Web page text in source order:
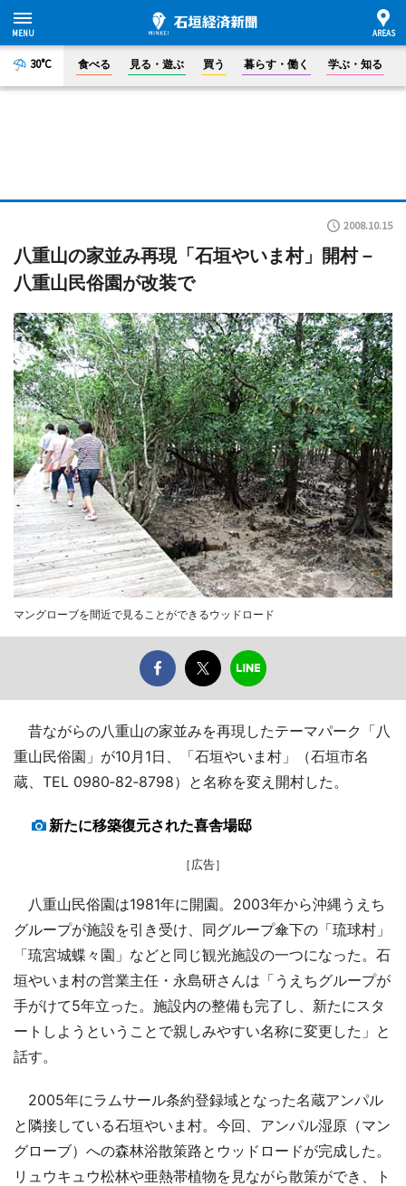
30°C 食べる 見る・遊ぶ 買う 暮らす・働く 学ぶ・知る
2008.10.15
八重山の家並み再現「石垣やいま村」開村－
八重山民俗園が改装で
マングローブを間近で見ることができるウッドロード
昔ながらの八重山の家並みを再現したテーマパーク「八
重山民俗園」が10月1日、「石垣やいま村」（石垣市名
蔵、TEL 0980‐82‐8798）と名称を変え開村した。
新たに移築復元された喜舎場邸
［広告］
八重山民俗園は1981年に開園。2003年から沖縄うえち
グループが施設を引き受け、同グループ傘下の「琉球村」
「琉宮城蝶々園」などと同じ観光施設の一つになった。石
垣やいま村の営業主任・永島研さんは「うえちグループが
手がけて5年立った。施設内の整備も完了し、新たにスタ
ートしようということで親しみやすい名称に変更した」と
話す。
2005年にラムサール条約登録域となった名蔵アンパル
と隣接している石垣やいま村。今回、アンパル湿原（マン
グローブ）への森林浴散策路とウッドロードが完成した。
リュウキュウ松林や亜熱帯植物を見ながら散策ができ、ト